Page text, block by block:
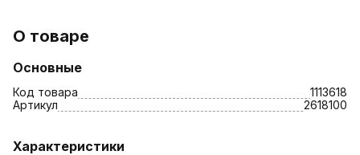
О товаре
Основные
Код товара
1113618
Артикул
2618100
Характеристики